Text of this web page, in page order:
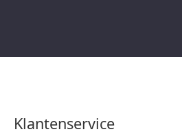
Klantenservice